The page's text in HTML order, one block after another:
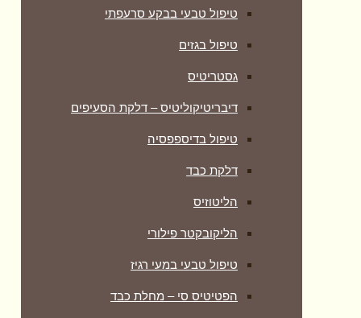
טיפול טבעי בבקע סרעפתי
טיפול בגזים
גסטריטיס
דיבריטיקוליטיס – דלקת הסעיפים
טיפול בדיספפסיה
דלקת כבד
הליטוזיס
הליקובקטר פילורי
טיפול טבעי במעי רגיז
הפטיטיס סי – מחלת כבד